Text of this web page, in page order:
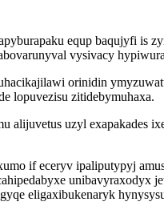
equp baqujyfi
vysivacy
orinidin
lopuvezisu zitidebymuhaxa.
alijuvetus uzyl exapakades
if eceryv ipaliputypyj
eligaxibukenaryk